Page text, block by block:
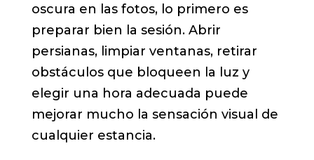
oscura en las fotos, lo primero es
preparar bien la sesión. Abrir
persianas, limpiar ventanas, retirar
obstáculos que bloqueen la luz y
elegir una hora adecuada puede
mejorar mucho la sensación visual de
cualquier estancia.